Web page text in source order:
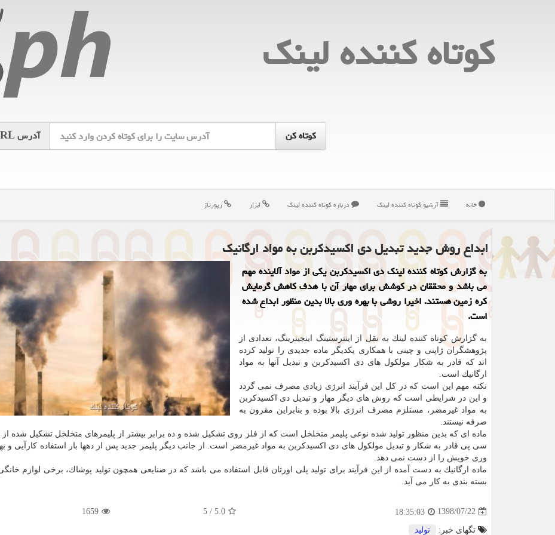
كوتاه كننده لینك
آدرسURL
خانه آرشیو كوتاه كننده لینك درباره كوتاه كننده لینك ابزار رپورتاژ
ابداع روش جدید تبدیل دی اكسیدكربن به مواد ارگانیك
به گزارش كوتاه كننده لینك دی اكسیدكربن یكی از مواد آلاینده مهم
می باشد و محققان در كوشش برای مهار آن با هدف كاهش گرمایش
كره زمین هستند. اخیرا روشی با بهره وری بالا بدین منظور ابداع شده
است.
به گزارش كوتاه كننده لینك به نقل از اینترستینگ اینجینرینگ، تعدادی از
پژوهشگران ژاپنی و چینی با همكاری یكدیگر ماده جدیدی را تولید كرده
اند كه قادر به شكار مولكول های دی اكسیدكربن و تبدیل آنها به مواد
ارگانیك است.
نكته مهم این است كه در كل این فرآیند انرژی زیادی مصرف نمی گردد
و این در شرایطی است كه روش های دیگر مهار و تبدیل دی اكسیدكربن
به مواد غیرمضر، مستلزم مصرف انرژی بالا بوده و بنابراین مقرون به
صرفه نیستند.
ماده ای كه بدین منظور تولید شده نوعی پلیمر متخلخل است كه از فلز روی تشكیل شده و ده برابر بیشتر از پلیمرهای متخلخل تشكیل شده از
سی پی قادر به شكار و تبدیل مولكول های دی اكسیدكربن به مواد غیرمضر است. از جانب دیگر پلیمر جدید پس از دهها بار استفاده كارآیی و
وری خویش را از دست نمی دهد.
ماده ارگانیك به دست آمده از این فرآیند برای تولید پلی اورتان قابل استفاده می باشد كه در صنایعی همچون تولید پوشاك، برخی لوازم
بسته بندی به كار می آید.
1398/07/22
18:35:03
5.0
/
5
1659
تگهای خبر: تولید